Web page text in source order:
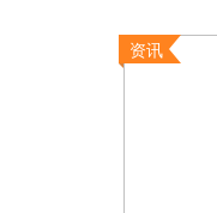
资讯